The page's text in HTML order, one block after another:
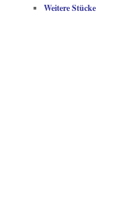
Weitere Stücke